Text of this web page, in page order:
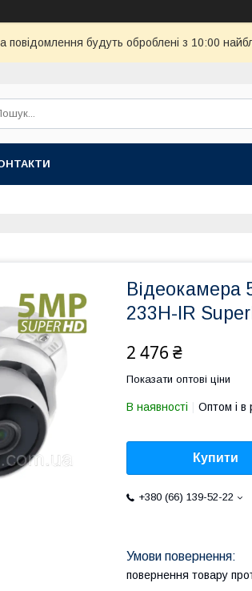
повідомлення будуть оброблені з 10:00
Відеокамера
233H-IR
2 476 ₴
Показати оптові ціни
В наявності Оптом і в
Купити
+380 (66) 139-52-22
повернення товару